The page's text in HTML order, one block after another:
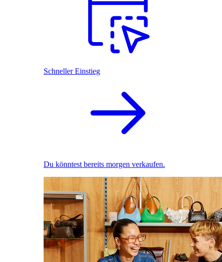
Schneller Einstieg
Du könntest bereits morgen verkaufen.